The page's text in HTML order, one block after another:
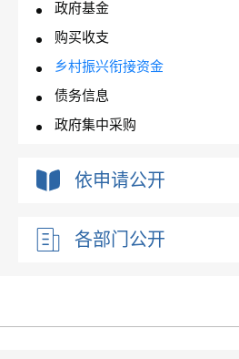
政府基金
购买收支
乡村振兴衔接资金
债务信息
政府集中采购
其他对外管理服务办理结果信息
依申请公开
各部门公开